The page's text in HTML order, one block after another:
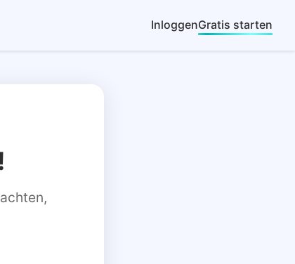
InloggenGratis starten